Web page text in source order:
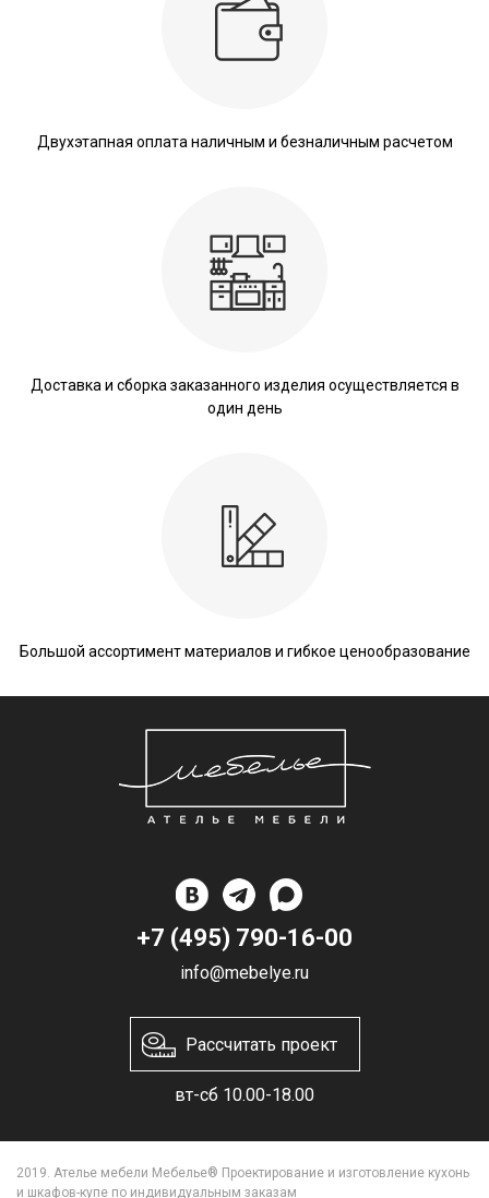
Двухэтапная оплата наличным и безналичным расчетом
Доставка и сборка заказанного изделия осуществляется в
один день
Большой ассортимент материалов и гибкое ценообразование
+7 (495) 790-16-00
info@mebelye.ru
Рассчитать проект
вт-сб 10.00-18.00
2019. Ателье мебели Мебелье® Проектирование и изготовление кухонь
и шкафов-купе по индивидуальным заказам